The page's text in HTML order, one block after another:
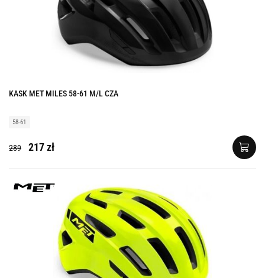
KASK MET MILES 58-61 M/L CZA
58-61
289 217 zł